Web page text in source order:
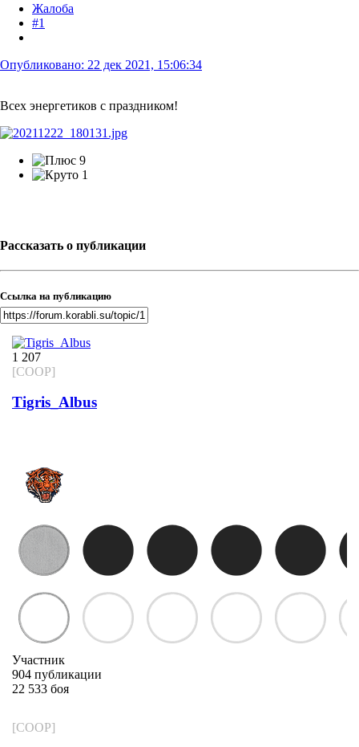
Жалоба
#1
Опубликовано: 22 дек 2021, 15:06:34
Всех энергетиков с праздником!
9
1
Рассказать о публикации
Ссылка на публикацию
1 207
[COOP]
Tigris_Albus
Участник
904 публикации
22 533 боя
[COOP]